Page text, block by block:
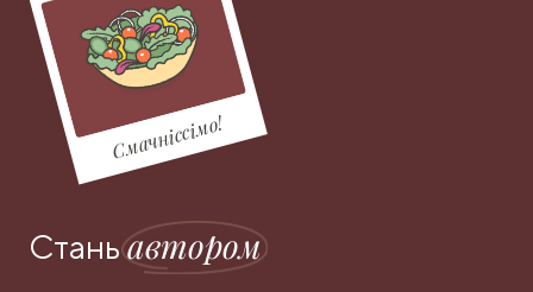
Смачніссімо!
Станьавтором